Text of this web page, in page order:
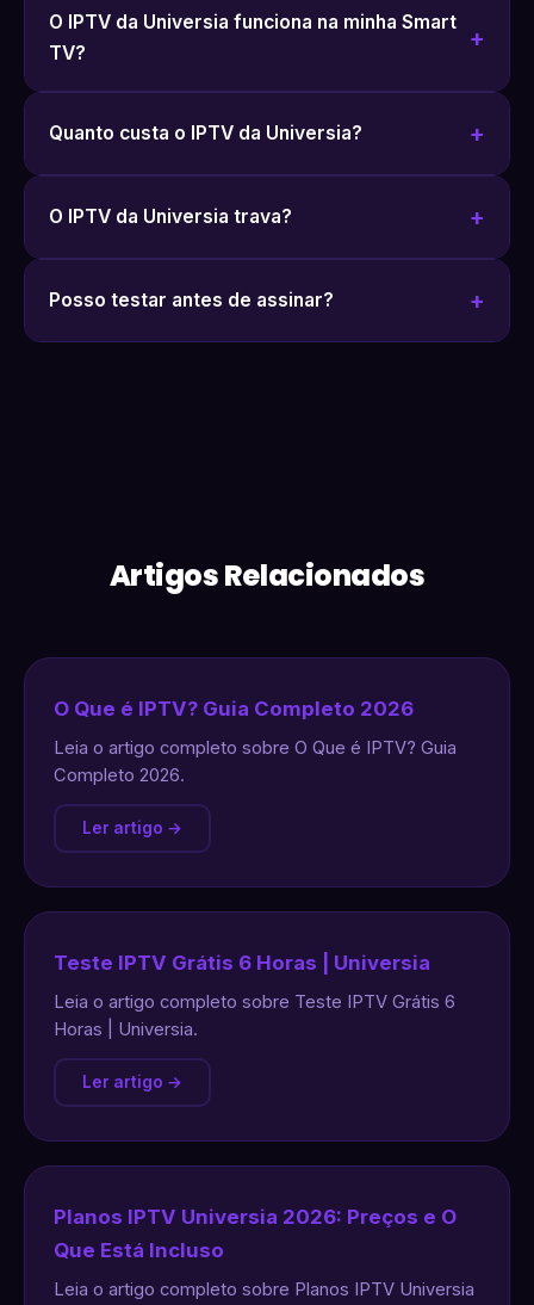
O IPTV da Universia funciona na minha Smart
TV?
Quanto custa o IPTV da Universia?
O IPTV da Universia trava?
Posso testar antes de assinar?
Artigos Relacionados
O Que é IPTV? Guia Completo 2026
Leia o artigo completo sobre O Que é IPTV? Guia
Completo 2026.
Ler artigo →
Teste IPTV Grátis 6 Horas | Universia
Leia o artigo completo sobre Teste IPTV Grátis 6
Horas | Universia.
Ler artigo →
Planos IPTV Universia 2026: Preços e O
Que Está Incluso
Leia o artigo completo sobre Planos IPTV Universia